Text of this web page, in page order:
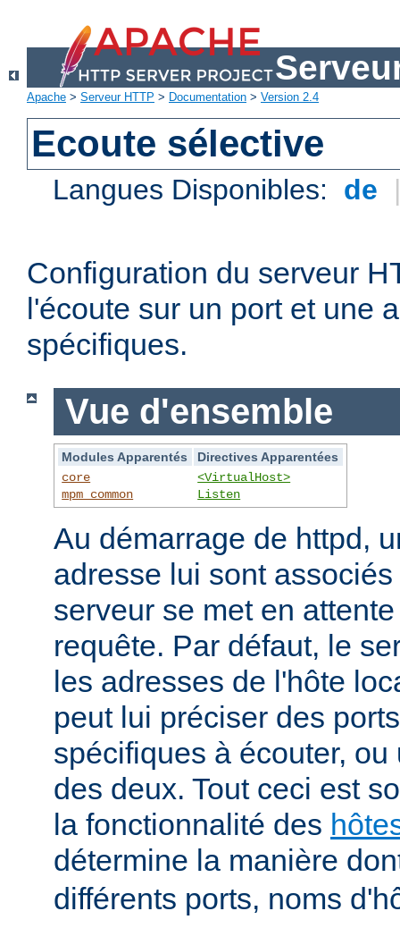
Apache > Serveur HTTP > Documentation > Version 2.4
Ecoute sélective
Langues Disponibles: de
Configuration du serveur
l'écoute sur un port et une
spécifiques.
Vue d'ensemble
Modules Apparentés
Directives Apparentées
core
mpm_common
<VirtualHost>
Listen
Au démarrage de httpd,
adresse lui sont
serveur se met en
requête. Par défaut, le
les adresses de l'hôte
peut lui préciser des
spécifiques à écouter,
des deux. Tout ceci est
la fonctionnalité des
détermine la manière
différents ports, noms